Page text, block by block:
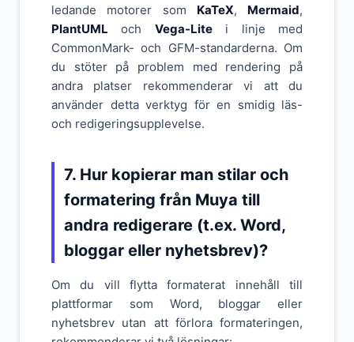
ledande motorer som KaTeX, Mermaid,
PlantUML och Vega-Litei linje med
CommonMark- och GFM-standarderna. Om
du stöter på problem med rendering på
andra platser rekommenderar vi att du
använder detta verktyg för en smidig läs-
och redigeringsupplevelse.
7. Hur kopierar man stilar och
formatering från Muya till
andra redigerare (t.ex. Word,
bloggar eller nyhetsbrev)?
Om du vill flytta formaterat innehåll till
plattformar som Word, bloggar eller
nyhetsbrev utan att förlora formateringen,